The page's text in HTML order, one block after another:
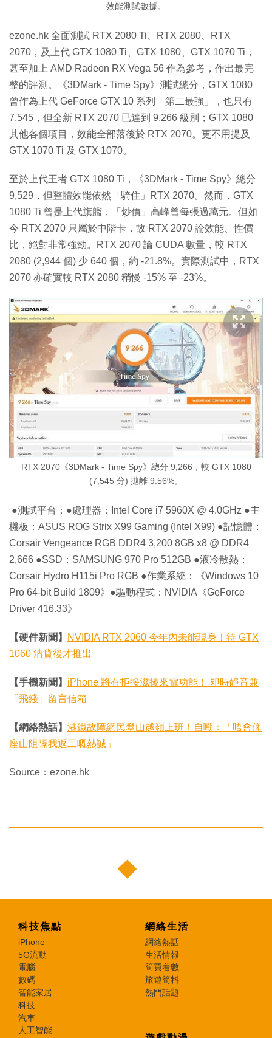
效能測試數據。
ezone.hk 全面測試 RTX 2080 Ti、RTX 2080、RTX
2070，及上代 GTX 1080 Ti、GTX 1080、GTX 1070 Ti，
甚至加上 AMD Radeon RX Vega 56 作為參考，作出最完
整的評測。《3DMark - Time Spy》測試總分，GTX 1080
曾作為上代 GeForce GTX 10 系列「第二最強」，也只有
7,545，但全新 RTX 2070 已達到 9,266 級別；GTX 1080
其他各個項目，效能全部落後於 RTX 2070。更不用提及
GTX 1070 Ti 及 GTX 1070。
至於上代王者 GTX 1080 Ti，《3DMark - Time Spy》總分
9,529，但整體效能依然「騎住」RTX 2070。然而，GTX
1080 Ti 曾是上代旗艦，「炒價」高峰曾每張過萬元。但如
今 RTX 2070 只屬於中階卡，故 RTX 2070 論效能、性價
比，絕對非常強勁。RTX 2070 論 CUDA 數量，較 RTX
2080 (2,944 個) 少 640 個，約 -21.8%。實際測試中，RTX
2070 亦確實較 RTX 2080 稍慢 -15% 至 -23%。
RTX 2070《3DMark - Time Spy》總分 9,266，較 GTX 1080
(7,545 分) 拋離 9.56%。
●測試平台：●處理器：Intel Core i7 5960X @ 4.0GHz ●主
機板：ASUS ROG Strix X99 Gaming (Intel X99) ●記憶體：
Corsair Vengeance RGB DDR4 3,200 8GB x8 @ DDR4
2,666 ●SSD：SAMSUNG 970 Pro 512GB ●液冷散熱：
Corsair Hydro H115i Pro RGB ●作業系統：《Windows 10
Pro 64-bit Build 1809》●驅動程式：NVIDIA《GeForce
Driver 416.33》
【硬件新聞】
NVIDIA RTX 2060 今年內未能現身！待 GTX
1060 清貨後才推出
【手機新聞】 iPhone 將有拒接滋擾來電功能！ 即時靜音兼
「飛綫」留言信箱
【網絡熱話】 港鐵故障網民攀山越嶺上班！自嘲：「唔會俾
座山阻隔我返工嘅熱誠」
Source：ezone.hk
科技焦點
iPhone
5G流動
電腦
數碼
智能家居
科技
汽車
人工智能
網絡生活
網絡熱話
生活情報
筍買着數
旅遊筍料
熱門話題